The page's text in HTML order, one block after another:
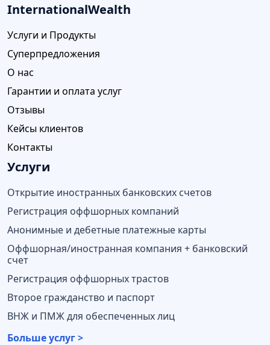
InternationalWealth
Услуги и Продукты
Суперпредложения
О нас
Гарантии и оплата услуг
Отзывы
Кейсы клиентов
Контакты
Услуги
Открытие иностранных банковских счетов
Регистрация оффшорных компаний
Анонимные и дебетные платежные карты
Оффшорная/иностранная компания + банковский
счет
Регистрация оффшорных трастов
Второе гражданство и паспорт
ВНЖ и ПМЖ для обеспеченных лиц
Больше услуг >